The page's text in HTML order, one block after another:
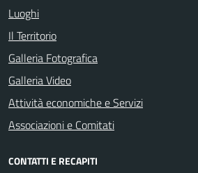
Luoghi
Il Territorio
Galleria Fotografica
Galleria Video
Attività economiche e Servizi
Associazioni e Comitati
CONTATTI E RECAPITI